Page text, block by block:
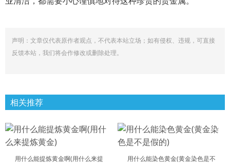
声明：文章仅代表原作者观点，不代表本站立场；如有侵权、违规，可直接
反馈本站，我们将会作修改或删除处理。
相关推荐
用什么能提炼黄金啊(用什么来提 用什么能染色黄金(黄金染色是不